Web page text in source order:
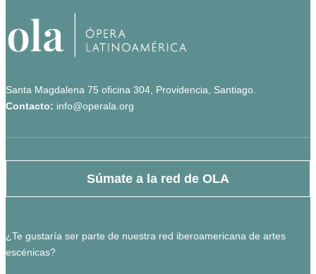
Santa Magdalena 75 oficina 304, Providencia, Santiago.
Contacto: info@operala.org
Súmate a la red de OLA
¿Te gustaría ser parte de nuestra red iberoamericana de artes
escénicas?